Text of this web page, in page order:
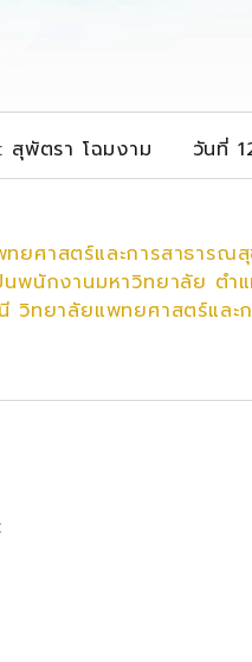
สุพัตรา โฉมงาม วันที่
ยศาสตร์และการสาธารณ
นพนักงานมหาวิทยาลัย ต
วิทยาลัยแพทยศาสตร์และ